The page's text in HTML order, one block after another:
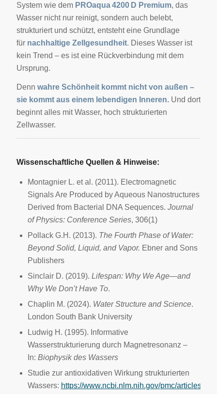
System wie dem PROaqua 4200 D Premium, das
Wasser nicht nur reinigt, sondern auch belebt,
strukturiert und schützt, entsteht eine Grundlage
für nachhaltige Zellgesundheit. Dieses Wasser ist
kein Trend – es ist eine Rückverbindung mit dem
Ursprung.
Denn wahre Schönheit kommt nicht von außen –
sie kommt aus einem lebendigen Inneren.Und dort
beginnt alles mit Wasser, hoch strukturierten
Zellwasser.
Wissenschaftliche Quellen & Hinweise:
Montagnier L. et al. (2011). Electromagnetic
Signals Are Produced by Aqueous Nanostructures
Derived from Bacterial DNA Sequences. Journal
of Physics: Conference Series, 306(1)
Pollack G.H. (2013). The Fourth Phase of Water:
Beyond Solid, Liquid, and Vapor. Ebner and Sons
Publishers
Sinclair D. (2019). Lifespan: Why We Age—and
Why We Don’t Have To.
Chaplin M. (2024). Water Structure and Science.
London South Bank University
Ludwig H. (1995). Informative
Wasserstrukturierung durch Magnetresonanz –
In: Biophysik des Wassers
Studie zur antioxidativen Wirkung strukturierten
Wassers: https://www.ncbi.nlm.nih.gov/pmc/articles/